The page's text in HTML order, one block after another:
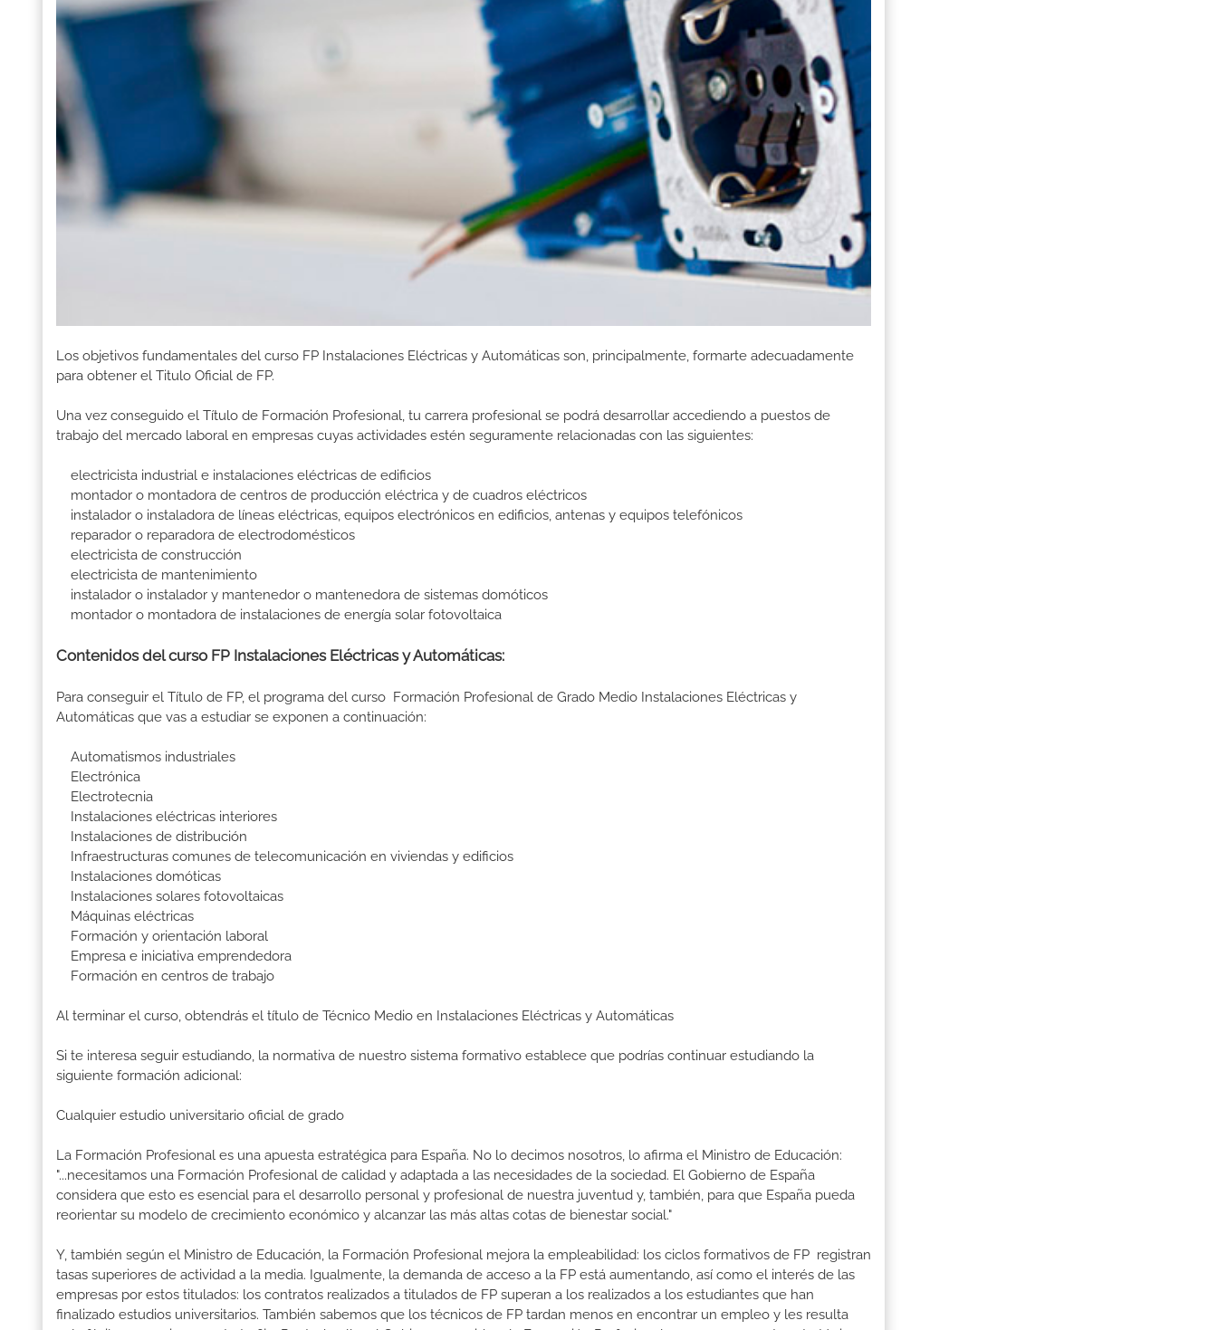
Los objetivos fundamentales del curso FP Instalaciones Eléctricas y Automáticas son, principalmente, formarte adecuadamente
para obtener el Titulo Oficial de FP.
Una vez conseguido el Título de Formación Profesional, tu carrera profesional se podrá desarrollar accediendo a puestos de
trabajo del mercado laboral en empresas cuyas actividades estén seguramente relacionadas con las siguientes:
electricista industrial e instalaciones eléctricas de edificios
montador o montadora de centros de producción eléctrica y de cuadros eléctricos
instalador o instaladora de líneas eléctricas, equipos electrónicos en edificios, antenas y equipos telefónicos
reparador o reparadora de electrodomésticos
electricista de construcción
electricista de mantenimiento
instalador o instalador y mantenedor o mantenedora de sistemas domóticos
montador o montadora de instalaciones de energía solar fotovoltaica
Contenidos del curso FP Instalaciones Eléctricas y Automáticas:
Para conseguir el Título de FP, el programa del curso Formación Profesional de Grado Medio Instalaciones Eléctricas y
Automáticas que vas a estudiar se exponen a continuación:
Automatismos industriales
Electrónica
Electrotecnia
Instalaciones eléctricas interiores
Instalaciones de distribución
Infraestructuras comunes de telecomunicación en viviendas y edificios
Instalaciones domóticas
Instalaciones solares fotovoltaicas
Máquinas eléctricas
Formación y orientación laboral
Empresa e iniciativa emprendedora
Formación en centros de trabajo
Al terminar el curso, obtendrás el título de Técnico Medio en Instalaciones Eléctricas y Automáticas
Si te interesa seguir estudiando, la normativa de nuestro sistema formativo establece que podrías continuar estudiando la
siguiente formación adicional:
Cualquier estudio universitario oficial de grado
La Formación Profesional es una apuesta estratégica para España. No lo decimos nosotros, lo afirma el Ministro de Educación:
"...necesitamos una Formación Profesional de calidad y adaptada a las necesidades de la sociedad. El Gobierno de España
considera que esto es esencial para el desarrollo personal y profesional de nuestra juventud y, también, para que España pueda
reorientar su modelo de crecimiento económico y alcanzar las más altas cotas de bienestar social."
Y, también según el Ministro de Educación, la Formación Profesional mejora la empleabilidad: los ciclos formativos de FP registran
tasas superiores de actividad a la media. Igualmente, la demanda de acceso a la FP está aumentando, así como el interés de las
empresas por estos titulados: los contratos realizados a titulados de FP superan a los realizados a los estudiantes que han
finalizado estudios universitarios. También sabemos que los técnicos de FP tardan menos en encontrar un empleo y les resulta